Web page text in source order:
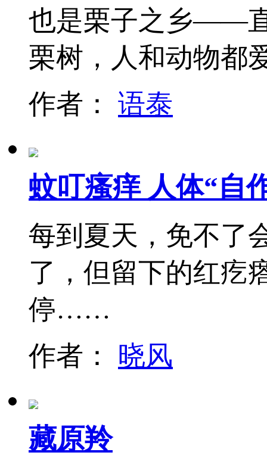
也是栗子之乡——
栗树，人和动物
作者： 语泰
蚊叮瘙痒 人体“自
每到夏天，免不了
了，但留下的红疙
停……
作者： 晓风
藏原羚